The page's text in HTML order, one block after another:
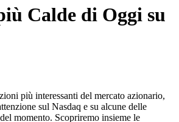
Calde di Oggi su
più interessanti del mercato azionario,
sul Nasdaq e su alcune delle
momento. Scopriremo insieme le